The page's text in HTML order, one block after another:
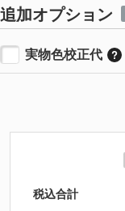
追加オプション
実物色校正代
税込合計